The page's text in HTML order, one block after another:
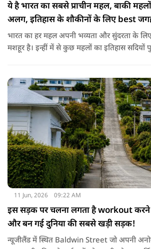
ये है भारत का सबसे प्राचीन महल, बाकी
अलग, इतिहास के शौकीनों के लिए best
भारत का हर महल अपनी भव्यता और सुंदरता के
मशहूर है। इन्हीं में से कुछ महलों का इतिहास सदियों
11 Jun, 2026 09:22 AM
इस सड़क पर चलना लगता है workout
और बन गई दुनिया की सबसे खड़ी सड़क!
न्यूजीलैंड में स्थित Baldwin Street जो अपनी